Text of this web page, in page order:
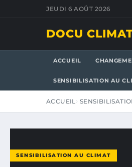
JEUDI 6 AOÛT 2026
DOCU
ACCUEIL
SENSIBILISATION AU
ACCUEIL
SENSIBILISATION AU CLIMAT